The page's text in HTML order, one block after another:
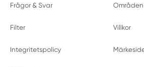
Frågor & Svar Områden
Filter Villkor
Integritetspolicy